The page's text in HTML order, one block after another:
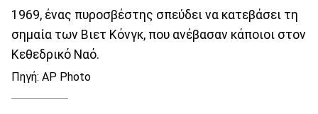
1969, ένας πυροσβέστης σπεύδει να κατεβάσει τη
σημαία των Βιετ Κόνγκ, που ανέβασαν κάποιοι στον
Κεθεδρικό Ναό.
Πηγή: AP Photo